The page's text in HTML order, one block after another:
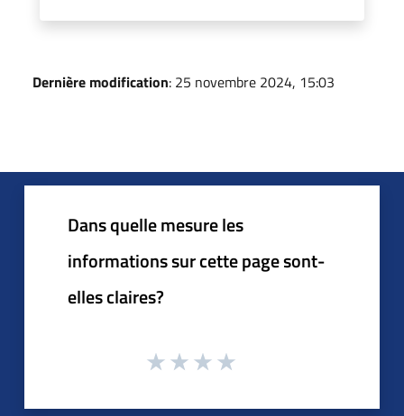
Dernière modification: 25 novembre 2024, 15:03
Dans quelle mesure les
informations sur cette page sont-
elles claires?